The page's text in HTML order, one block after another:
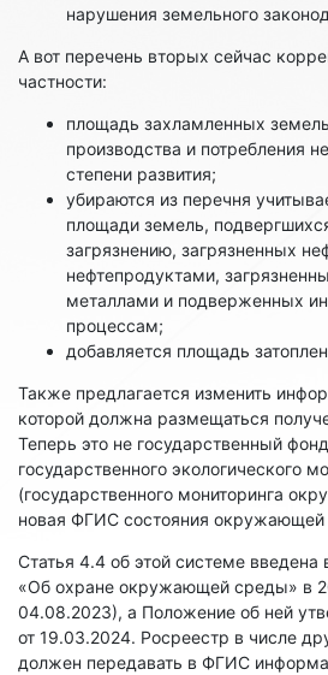
нарушения земельного
А вот перечень вторых сейчас
частности:
площадь захламленных
производства и потребления
степени развития;
убираются из перечня
площади земель,
загрязнению, загрязненных
нефтепродуктами,
металлами и подверженных
процессам;
добавляется площадь
Также предлагается изменить
которой должна размещаться
Теперь это не государственный
государственного экологического
(государственного мониторинга
новая ФГИС состояния
Статья 4.4 об этой системе введена
«Об охране окружающей среды» в
04.08.2023), а Положение об ней
от 19.03.2024. Росреестр в числе
должен передавать в ФГИС